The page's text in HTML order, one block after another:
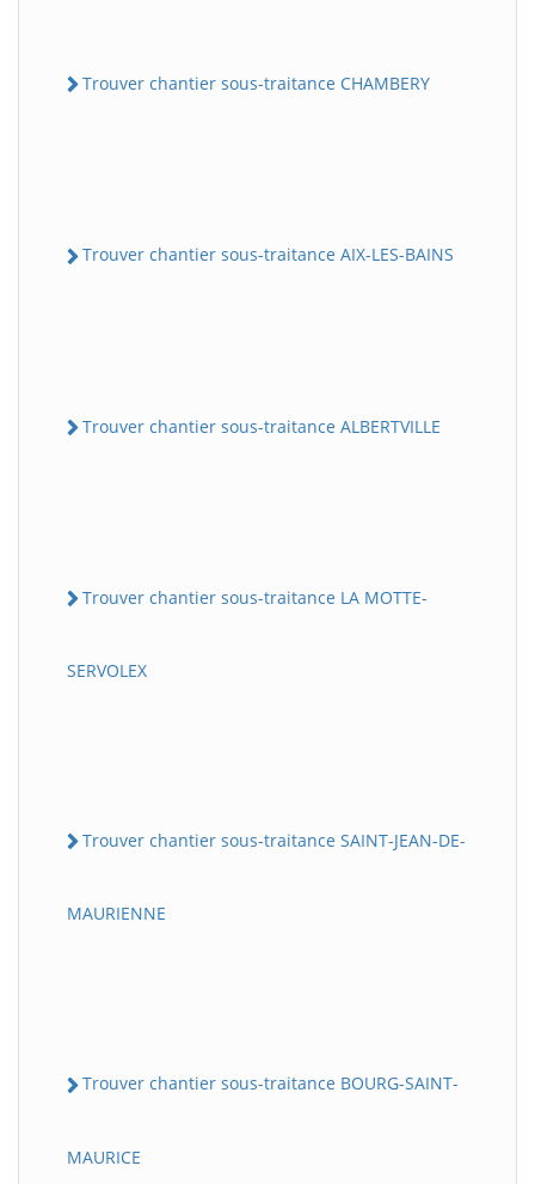
Trouver chantier sous-traitance CHAMBERY
Trouver chantier sous-traitance AIX-LES-BAINS
Trouver chantier sous-traitance ALBERTVILLE
Trouver chantier sous-traitance LA MOTTE-
SERVOLEX
Trouver chantier sous-traitance SAINT-JEAN-DE-
MAURIENNE
Trouver chantier sous-traitance BOURG-SAINT-
MAURICE